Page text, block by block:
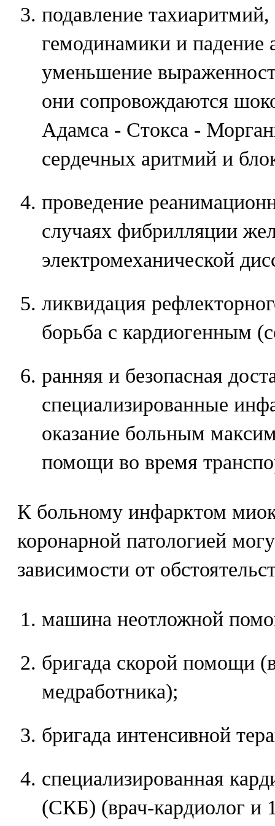
подавление
гемодинамики и падение
уменьшение
они сопровождаются
Адамса - Стокса -
сердечных аритмий и
проведение
случаях фибрилляции
электромеханической
ликвидация
борьба с кардиогенным
ранняя и безопасная
специализированные
оказание больным
помощи во время
К больному инфарктом
коронарной патологией
зависимости от
машина неотложной
бригада скорой помощи
медработника);
бригада интенсивной
специализированная
(СКБ) (врач-кардиолог и